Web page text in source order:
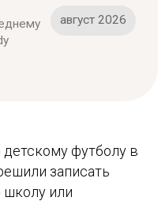
футболу в
записать
или